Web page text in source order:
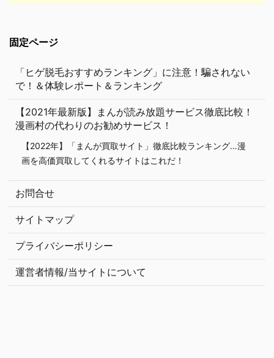
固定ページ
「ヒゲ脱毛おすすめランキング」に注意！騙されない
で！＆体験レポート＆ランキング
【2021年最新版】まんが読み放題サービス徹底比較！
漫画村の代わりのお勧めサービス！
【2022年】「まんが買取サイト」徹底比較ランキング…漫
画を高価買取してくれるサイトはこれだ！
お問合せ
サイトマップ
プライバシーポリシー
運営者情報/当サイトについて